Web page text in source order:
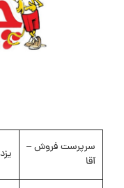
سرپرست فروش –
آقا
یزد